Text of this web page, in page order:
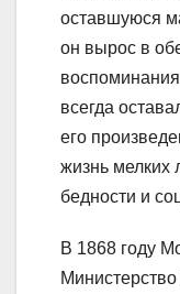
оставшуюся
он вырос в
всегда
его
жизнь мелких
бедности и
В 1868 году